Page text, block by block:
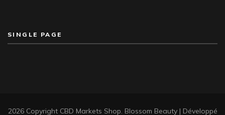
SINGLE PAGE
2026 Copyright CBD Markets Shop. Blossom Beauty | Développé